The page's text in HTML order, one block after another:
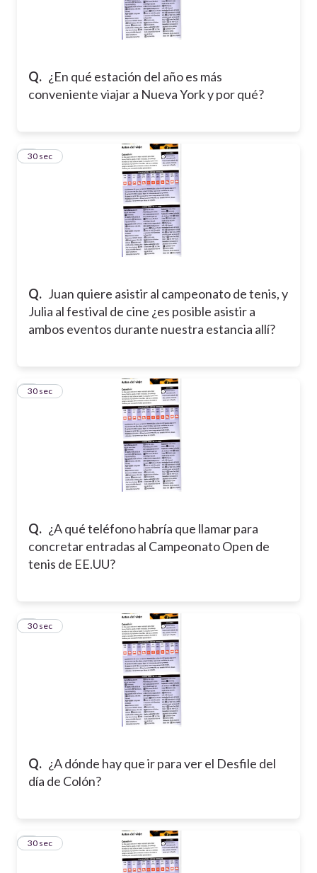
Q. ¿En qué estación del año es más
conveniente viajar a Nueva York y por qué?
Q. Juan quiere asistir al campeonato de tenis, y
Julia al festival de cine ¿es posible asistir a
ambos eventos durante nuestra estancia allí?
4
30 sec
Q. ¿A qué teléfono habría que llamar para
concretar entradas al Campeonato Open de
tenis de EE.UU?
5
30 sec
Q. ¿A dónde hay que ir para ver el Desfile del
día de Colón?
6
30 sec
7
30 sec